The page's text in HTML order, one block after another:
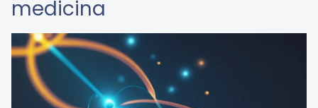
medicina